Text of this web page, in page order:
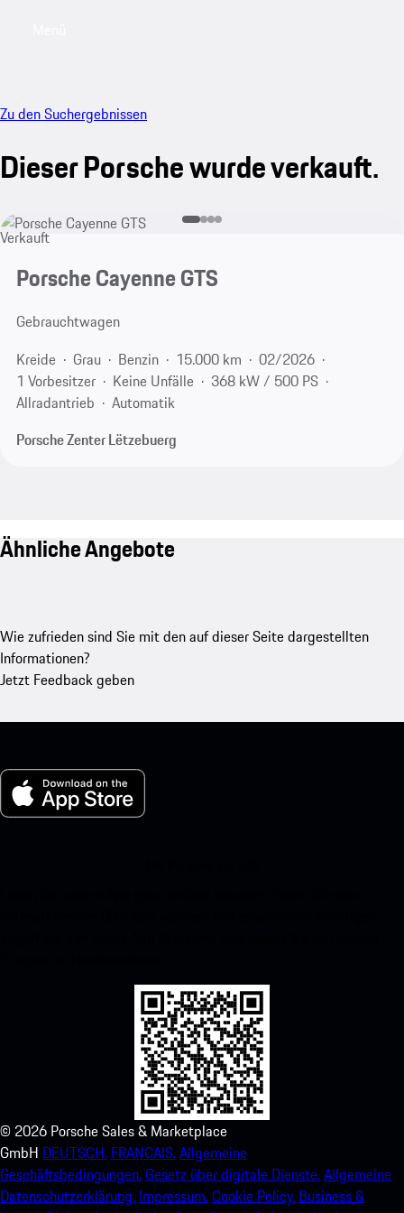
Zu den Suchergebnissen
Dieser Porsche wurde verkauft.
Verkauft
Porsche Cayenne GTS
Gebrauchtwagen
Kreide
Grau Benzin 15.000 km
02/2026
1 Vorbesitzer
Keine Unfälle
368 kW / 500 PS
Allradantrieb
Automatik
Porsche Zenter Lëtzebuerg
Ähnliche Angebote
Wie zufrieden sind Sie mit den auf dieser Seite dargestellten
Informationen?
Jetzt Feedback geben
© 2026 Porsche Sales & Marketplace
GmbH DEUTSCH. FRANCAIS.Allgemeine
Geschäftsbedingungen.Gesetz über digitale Dienste.Allgemeine
Datenschutzerklärung. Impressum.Cookie Policy. Business &